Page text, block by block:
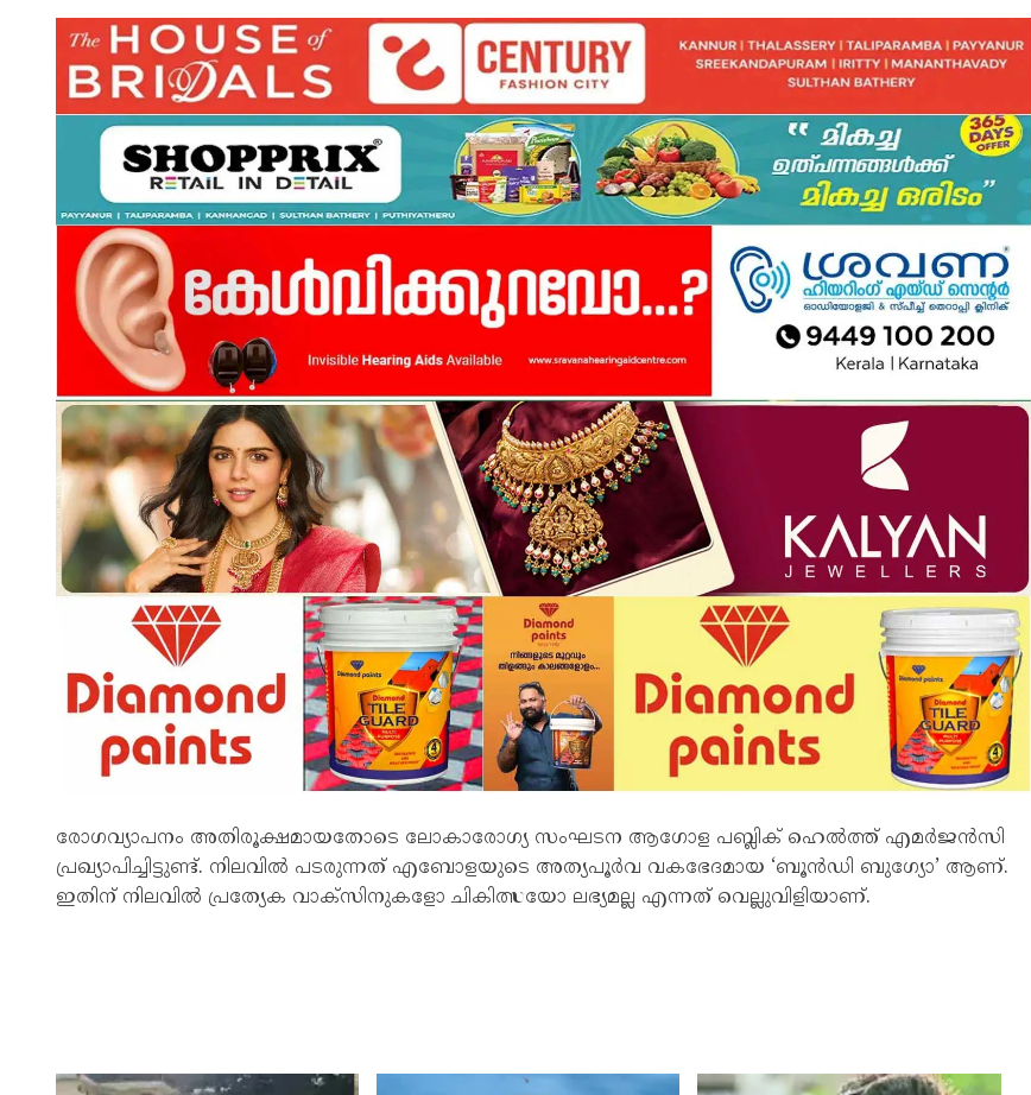
രോഗവ്യാപനം അതിരൂക്ഷമായതോടെ ലോകാരോഗ്യ സംഘടന ആഗോള പബ്ലിക് ഹെൽത്ത് എമർജൻസി
പ്രഖ്യാപിച്ചിട്ടുണ്ട്. നിലവിൽ പടരുന്നത് എബോളയുടെ അത്യപൂർവ വകഭേദമായ ‘ബൂൻഡി ബുഗ്യോ’ ആണ്.
ഇതിന് നിലവിൽ പ്രത്യേക വാക്സിനുകളോ ചികിത്സയോ ലഭ്യമല്ല എന്നത് വെല്ലുവിളിയാണ്.